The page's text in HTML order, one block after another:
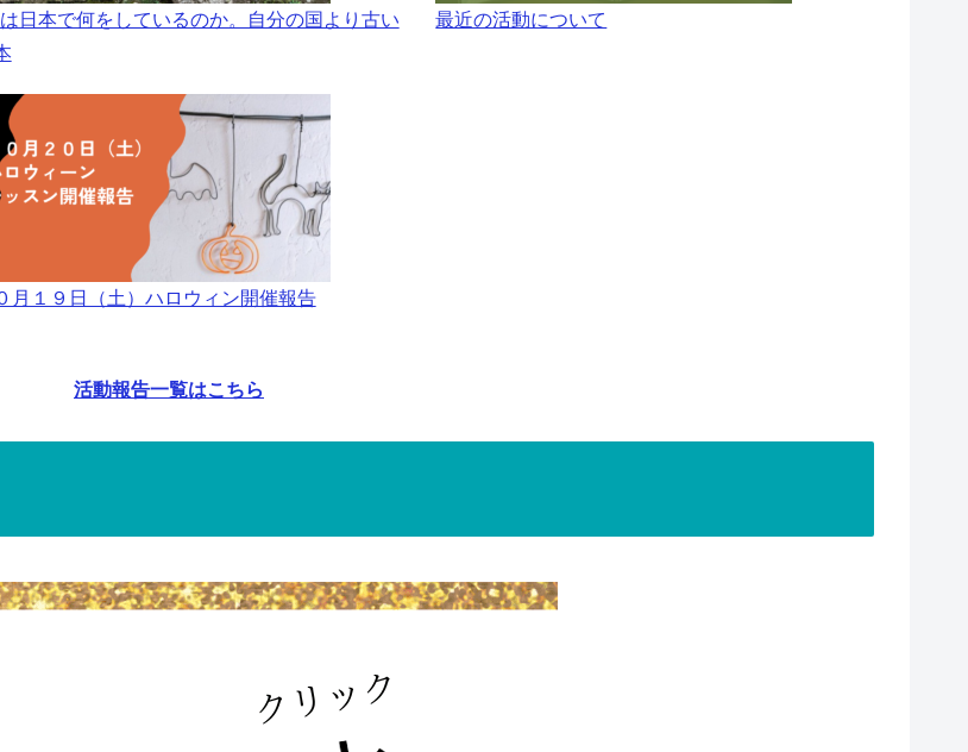
日本で何をしているのか。自分の国より古い
最近の活動について
月１９日（土）ハロウィン開催報告
活動報告一覧はこちら